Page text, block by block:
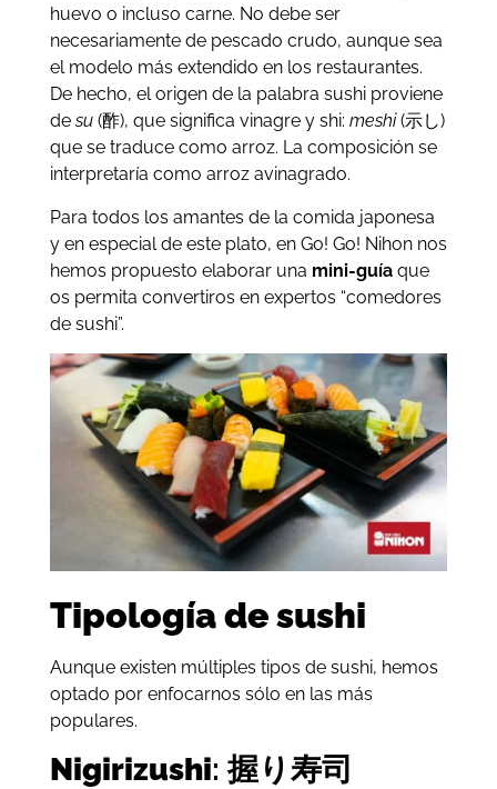
huevo o incluso carne. No debe ser
necesariamente de pescado crudo, aunque sea
el modelo más extendido en los restaurantes.
De hecho, el origen de la palabra sushi proviene
desu(酢), que significa vinagre y shi: meshi(示し)
que se traduce como arroz. La composición se
interpretaría como arroz avinagrado.
Para todos los amantes de la comida japonesa
y en especial de este plato, en Go! Go! Nihon nos
hemos propuesto elaborar una mini-guíaque
os permita convertiros en expertos “comedores
de sushi”.
Tipología de sushi
Aunque existen múltiples tipos de sushi, hemos
optado por enfocarnos sólo en las más
populares.
Nigirizushi: 握り寿司